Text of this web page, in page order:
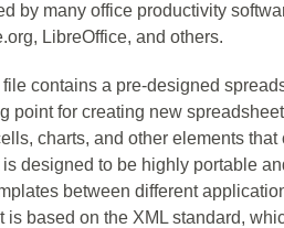
by many office productivity
LibreOffice, and others.
file contains a pre-designed
point for creating new
charts, and other elements
is designed to be highly portable
between different
is based on the XML standard,